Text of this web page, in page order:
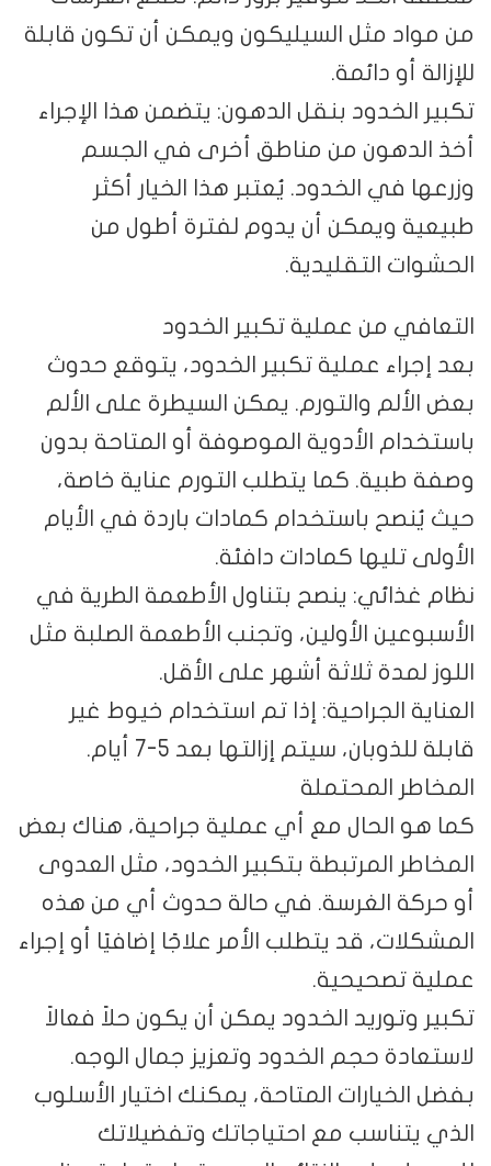
من مواد مثل السيليكون ويمكن أن تكون قابلة
للإزالة أو دائمة.
تكبير الخدود بنقل الدهون: يتضمن هذا الإجراء
أخذ الدهون من مناطق أخرى في الجسم
وزرعها في الخدود. يُعتبر هذا الخيار أكثر
طبيعية ويمكن أن يدوم لفترة أطول من
الحشوات التقليدية.
التعافي من عملية تكبير الخدود
بعد إجراء عملية تكبير الخدود، يتوقع حدوث
بعض الألم والتورم. يمكن السيطرة على الألم
باستخدام الأدوية الموصوفة أو المتاحة بدون
وصفة طبية. كما يتطلب التورم عناية خاصة،
حيث يُنصح باستخدام كمادات باردة في الأيام
الأولى تليها كمادات دافئة.
نظام غذائي: ينصح بتناول الأطعمة الطرية في
الأسبوعين الأولين، وتجنب الأطعمة الصلبة مثل
اللوز لمدة ثلاثة أشهر على الأقل.
العناية الجراحية: إذا تم استخدام خيوط غير
قابلة للذوبان، سيتم إزالتها بعد 5-7 أيام.
المخاطر المحتملة
كما هو الحال مع أي عملية جراحية، هناك بعض
المخاطر المرتبطة بتكبير الخدود، مثل العدوى
أو حركة الغرسة. في حالة حدوث أي من هذه
المشكلات، قد يتطلب الأمر علاجًا إضافيًا أو إجراء
عملية تصحيحية.
تكبير وتوريد الخدود يمكن أن يكون حلاً فعالاً
لاستعادة حجم الخدود وتعزيز جمال الوجه.
بفضل الخيارات المتاحة، يمكنك اختيار الأسلوب
الذي يتناسب مع احتياجاتك وتفضيلاتك